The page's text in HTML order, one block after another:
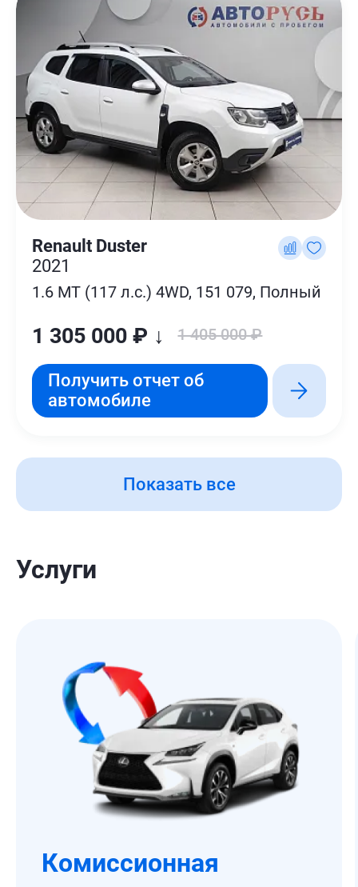
Renault Duster
2021
1.6 MT (117 л.с.) 4WD, 151 079, Полный
1 305 000 ₽ ↓ 1 405 000 ₽
Получить отчет об
автомобиле
Показать все
Услуги
Комиссионная